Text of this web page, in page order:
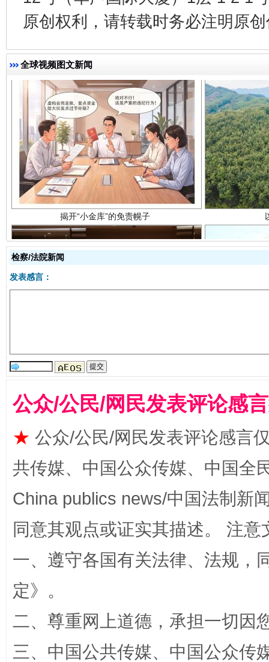
原创权利，请转载时务必注明原
全球视频图文新闻
揭开“小金库”的免责幌子
阿坝州三大球赛在茂县开幕 规模
检察/法院新闻
发表感言：
公众/公民/网民发表评论感
★ 公众/公民/网民发表评论感言
共传媒、中国公众传媒、中国全
China publics news/中国法制新
同意其观点或证实其描述。 注
一、遵守各国有关法律、法规，
定》。
二、尊重网上道德，承担一切因
三、中国公共传媒、中国公众传